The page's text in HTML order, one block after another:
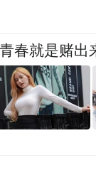
春就是赌出